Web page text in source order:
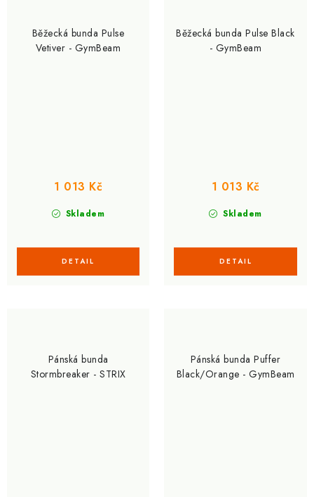
Běžecká bunda Pulse
Vetiver - GymBeam
Skladem
1 013 Kč
Běžecká bunda Pulse Black
- GymBeam
Skladem
1 013 Kč
Pánská bunda
Stormbreaker - STRIX
Pánská bunda Puffer
Black/Orange - GymBeam